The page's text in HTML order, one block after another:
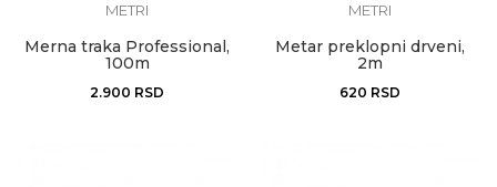
METRI
Merna traka Professional,
100m
2.900 RSD
METRI
Metar preklopni drveni,
2m
620 RSD